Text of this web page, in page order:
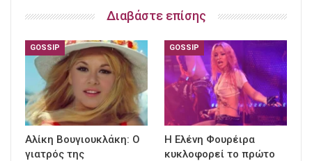
Διαβάστε επίσης
GOSSIP
Αλίκη Βουγιουκλάκη: Ο
γιατρός της
GOSSIP
Η Ελένη Φουρέιρα
κυκλοφορεί το πρώτο